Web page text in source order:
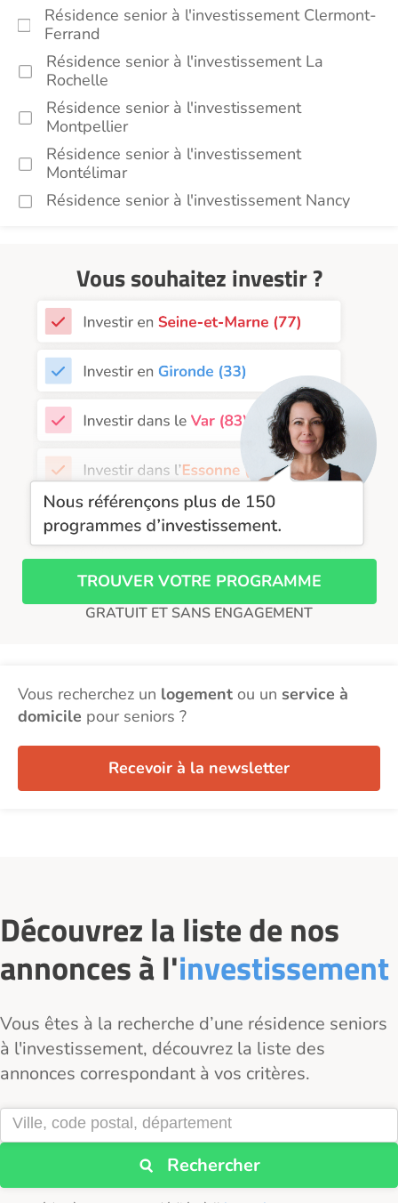
Résidence senior à l'investissement Clermont-
Ferrand
Résidence senior à l'investissement La
Rochelle
Résidence senior à l'investissement
Montpellier
Résidence senior à l'investissement
Montélimar
Résidence senior à l'investissement Nancy
Vous souhaitez investir ?
TROUVER VOTRE PROGRAMME
GRATUIT ET SANS ENGAGEMENT
Vous recherchez un logement ou un service à
domicile pour seniors ?
Recevoir à la newsletter
Découvrez la liste de nos
annonces à l'investissement
Vous êtes à la recherche d’une résidence seniors
à l'investissement, découvrez la liste des
annonces correspondant à vos critères.
Rechercher